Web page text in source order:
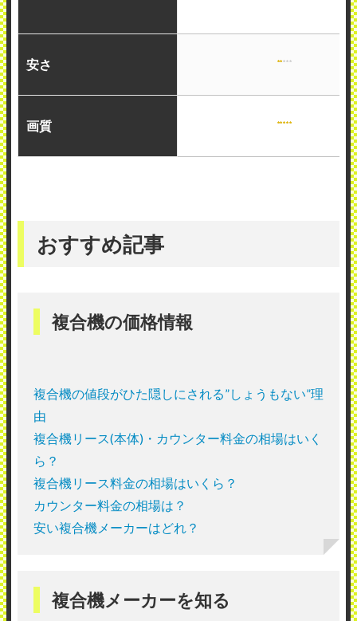
安さ
画質
おすすめ記事
複合機の価格情報
複合機の値段がひた隠しにされる”しょうもない”理
由
複合機リース(本体)・カウンター料金の相場はいく
ら？
複合機リース料金の相場はいくら？
カウンター料金の相場は？
安い複合機メーカーはどれ？
複合機メーカーを知る